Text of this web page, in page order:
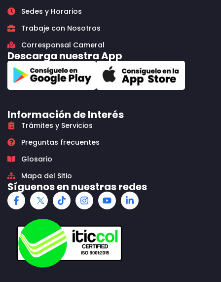
Sedes y Horarios
Trabaje con Nosotros
Corresponsal Cameral
Descarga nuestra App
Información de Interés
Trámites y Servicios
Preguntas frecuentes
Glosario
Mapa del Sitio
Síguenos en nuestras redes